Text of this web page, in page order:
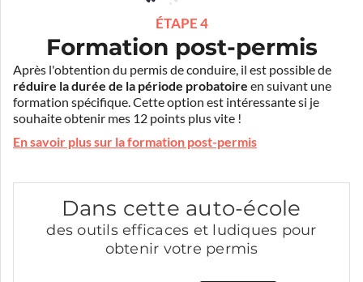
ÉTAPE 4
Formation post-permis
Après l'obtention du permis de conduire, il est possible de
réduire la durée de la période probatoire en suivant une
formation spécifique. Cette option est intéressante si je
souhaite obtenir mes 12 points plus vite !
En savoir plus sur la formation post-permis
Dans cette auto-école
des outils efficaces et ludiques pour
obtenir votre permis